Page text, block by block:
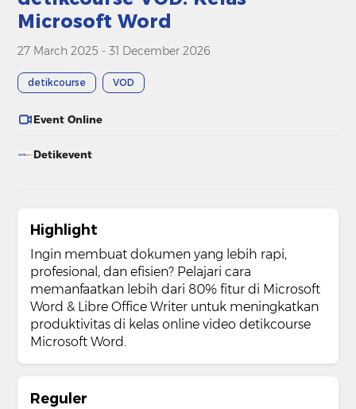
Microsoft Word
27 March 2025 - 31 December 2026
detikcourse VOD
Event Online
Detikevent
Highlight
Ingin membuat dokumen yang lebih rapi,
profesional, dan efisien? Pelajari cara
memanfaatkan lebih dari 80% fitur di Microsoft
Word & Libre Office Writer untuk meningkatkan
produktivitas di kelas online video detikcourse
Microsoft Word.
Reguler